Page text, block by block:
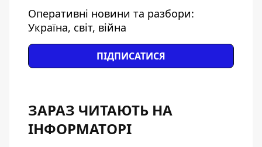
Оперативні новини та разбори:
Україна, світ, війна
ПІДПИСАТИСЯ
ЗАРАЗ ЧИТАЮТЬ НА
ІНФОРМАТОРІ